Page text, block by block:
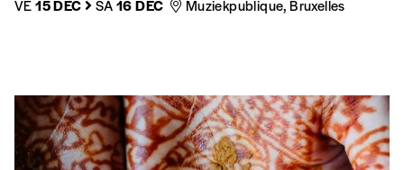
VE15 DÉC SA16 DÉC Muziekpublique, Bruxelles